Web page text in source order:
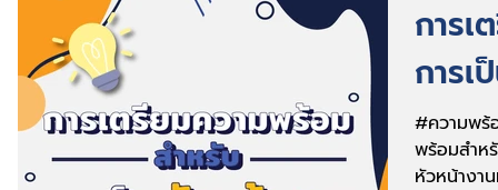
การ
การเ
#ความพร้
พร้อมสำห
หัวหน้างา